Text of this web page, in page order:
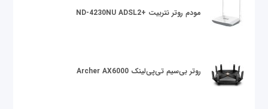
مودم روتر نتربیت +ND-4230NU ADSL2
روتر بی‌سیم تی‌پی‌لینک Archer AX6000